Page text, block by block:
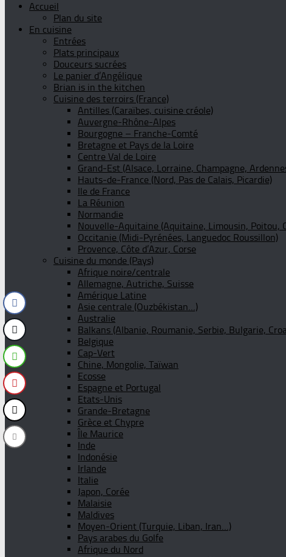
Accueil
Plan du site
En cuisine
Entrées
Plats principaux
Douceurs sucrées
Le panier d’Angélique
Brian is in the kitchen
Cuisine des terroirs (France)
Antilles (Caraïbes, cuisine créole)
Auvergne-Rhône-Alpes
Bourgogne – Franche-Comté
Bretagne et Pays de la Loire
Centre Val de Loire
Grand-Est (Alsace, Lorraine, Champagne,
Hauts-de-France (Nord, Pas de Calais, Picardie)
Ile de France
La Réunion
Normandie
Nouvelle-Aquitaine (Aquitaine, Limousin, Poitou,
Occitanie (Midi-Pyrénées, Languedoc Roussillon)
Provence, Côte d’Azur, Corse
Cuisine du monde (Pays)
Afrique noire/centrale
Allemagne, Autriche, Suisse
Amérique Latine
Asie centrale (Ouzbékistan…)
Australie
Balkans (Albanie, Roumanie, Serbie, Bulgarie,
Belgique
Cap-Vert
Chine, Mongolie, Taïwan
Ecosse
Espagne et Portugal
Etats-Unis
Grande-Bretagne
Grèce et Chypre
Île Maurice
Inde
Indonésie
Irlande
Italie
Japon, Corée
Malaisie
Maldives
Moyen-Orient (Turquie, Liban, Iran…)
Pays arabes du Golfe
Afrique du Nord